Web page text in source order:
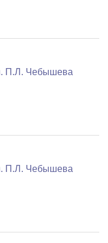
П.Л. Чебышева
П.Л. Чебышева